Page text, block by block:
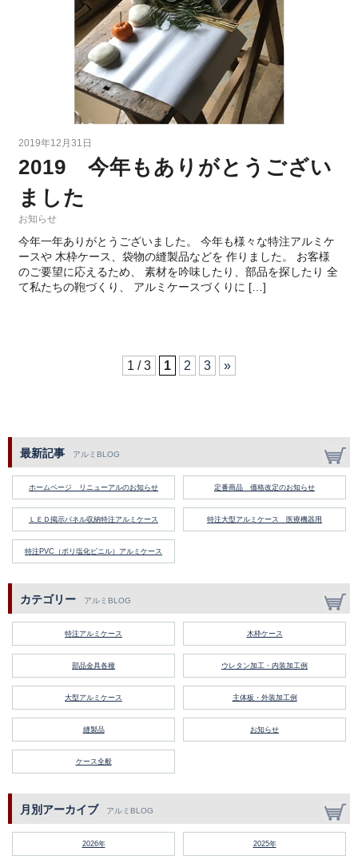
2019年12月31日
2019 今年もありがとうござい
ました
お知らせ
今年一年ありがとうございました。 今年も様々な特注アルミケ
ースや 木枠ケース、袋物の縫製品などを 作りました。 お客様
のご要望に応えるため、 素材を吟味したり、部品を探したり 全
て私たちの鞄づくり、 アルミケースづくりに […]
1 / 3 1 2 3 »
最新記事 アルミBLOG
ホームページ リニューアルのお知らせ 定番商品 価格改定のお知らせ
ＬＥＤ掲示パネル収納特注アルミケース 特注大型アルミケース 医療機器用
特注PVC（ポリ塩化ビニル）アルミケース
カテゴリー アルミBLOG
特注アルミケース 木枠ケース
部品金具各種 ウレタン加工・内装加工例
大型アルミケース 主体板・外装加工例
縫製品 お知らせ
ケース全般
月別アーカイブ アルミBLOG
2026年 2025年